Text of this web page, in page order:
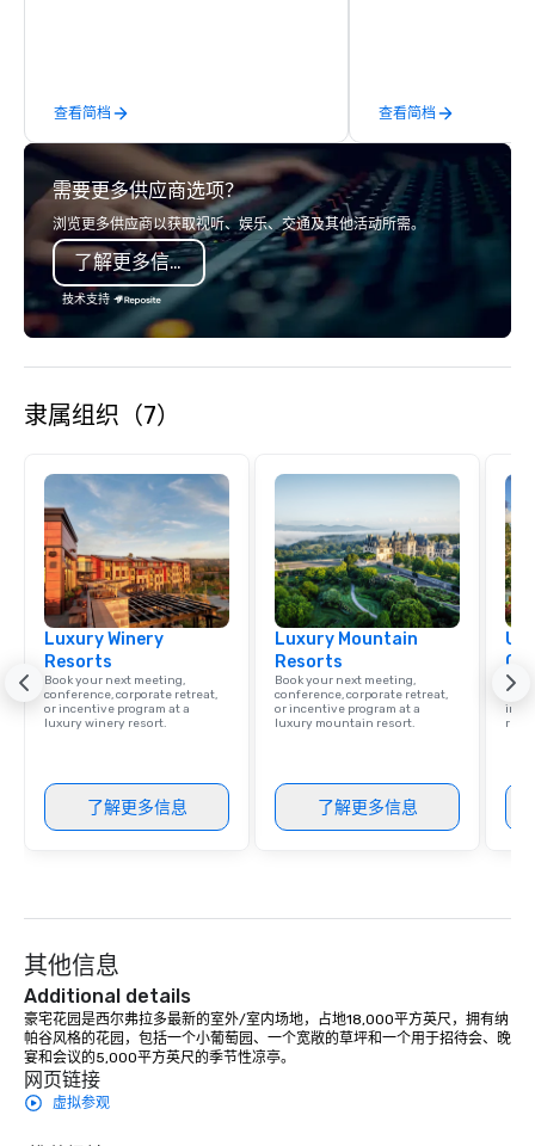
catering industry.
查看简档
times, all-inclusive
turnarounds, strong
relationships, and
precision. We operate
in key destinations
Los Angeles, San
both U.S. and
across multiple time zones.
查看简档
需要更多供应商选项？
浏览更多供应商以获取视听、娱乐、交通及其他活动所需。
了解更多信息
技术支持
隶属组织（7）
Luxury Winery
Resorts
Book your next meeting,
conference, corporate retreat,
or incentive program at a
luxury winery resort.
了解更多信息
Luxury Mountain
Resorts
Book your next meeting,
conference, corporate retreat,
or incentive program at a
luxury mountain resort.
了解更多信息
Find
其他信息
Additional details
豪宅花园是西尔弗拉多最新的室外/室内场地，占地18,000平方英尺，拥有纳
帕谷风格的花园，包括一个小葡萄园、一个宽敞的草坪和一个用于招待会、晚
宴和会议的5,000平方英尺的季节性凉亭。
网页链接
虚拟参观